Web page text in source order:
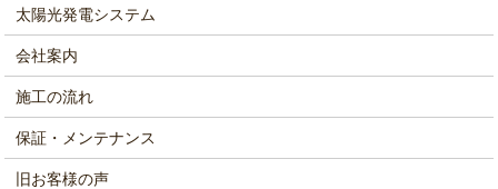
太陽光発電システム
会社案内
施工の流れ
保証・メンテナンス
旧お客様の声